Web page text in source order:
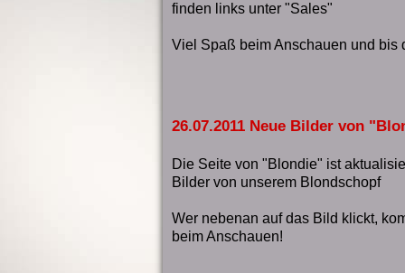
finden links unter "Sales"
Viel Spaß beim Anschauen und bis
26.07.2011 Neue Bilder von
Die Seite von "Blondie" ist
Bilder von unserem Blondschopf
Wer nebenan auf das Bild klickt,
beim Anschauen!